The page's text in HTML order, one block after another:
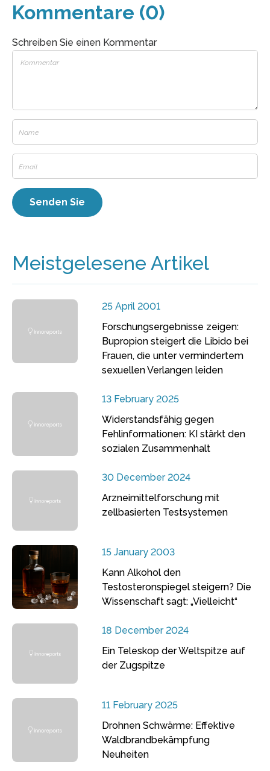
Kommentare (0)
Schreiben Sie einen Kommentar
Meistgelesene Artikel
25 April 2001
Forschungsergebnisse zeigen:
Bupropion steigert die Libido bei
Frauen, die unter vermindertem
sexuellen Verlangen leiden
13 February 2025
Widerstandsfähig gegen
Fehlinformationen: KI stärkt den
sozialen Zusammenhalt
30 December 2024
Arzneimittelforschung mit
zellbasierten Testsystemen
15 January 2003
Kann Alkohol den
Testosteronspiegel steigern? Die
Wissenschaft sagt: „Vielleicht“
18 December 2024
Ein Teleskop der Weltspitze auf
der Zugspitze
11 February 2025
Drohnen Schwärme: Effektive
Waldbrandbekämpfung
Neuheiten